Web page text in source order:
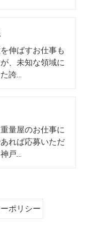
伸ばすお仕事も
、未知な領域に
誇…
量屋のお仕事に
れば応募いただ
戸…
ポリシー